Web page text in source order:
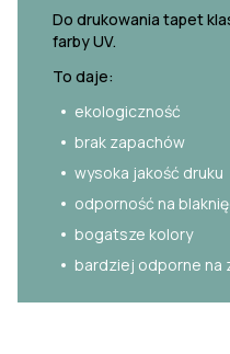
Do drukowania tapet
farby UV.
To daje:
ekologiczność
brak zapachów
wysoka jakość druku
odporność na
bogatsze kolory
bardziej odporne na